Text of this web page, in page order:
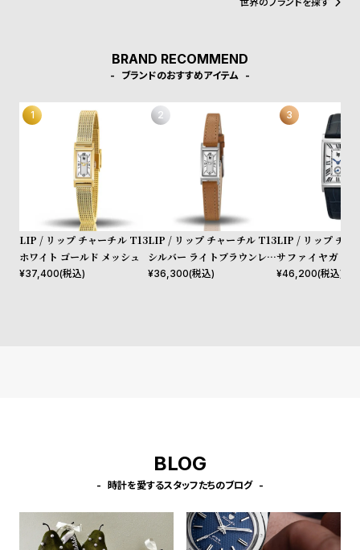
oo
t
#
P
BRAND RECOMMEND
ブランドのおすすめアイテム
LIP / リップ チャーチル T13
ホワイト ゴールド メッシュ
¥37,400(税込)
LIP / リップ チャーチル T13
シルバー ライトブラウンレザ
ー
¥36,300(税込)
LIP / リップ チャ
サファイヤガラ
ネイビー レザー
¥46,200(税込)
BLOG
時計を愛するスタッフたちのブログ